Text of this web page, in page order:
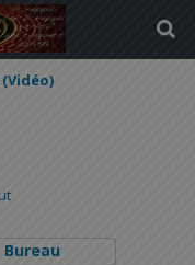
(Vidéo)
Bureau